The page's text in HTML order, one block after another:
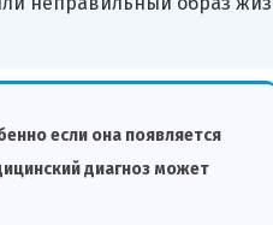
если она появляется
диагноз может